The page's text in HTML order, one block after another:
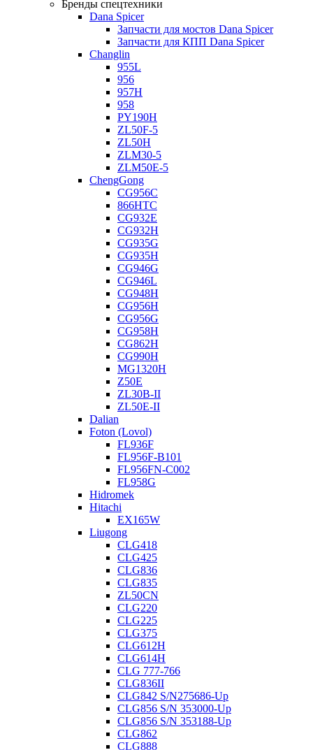
Бренды спецтехники
Dana Spicer
Запчасти для мостов Dana Spicer
Запчасти для КПП Dana Spicer
Changlin
955L
956
957H
958
PY190H
ZL50F-5
ZL50H
ZLM30-5
ZLM50E-5
ChengGong
CG956C
866HTC
CG932E
CG932H
CG935G
CG935H
CG946G
CG946L
CG948H
CG956H
CG956G
CG958H
CG862H
CG990H
MG1320H
Z50E
ZL30B-II
ZL50E-II
Dalian
Foton (Lovol)
FL936F
FL956F-B101
FL956FN-C002
FL958G
Hidromek
Hitachi
EX165W
Liugong
CLG418
CLG425
CLG836
CLG835
ZL50CN
CLG220
CLG225
CLG375
CLG612H
CLG614H
CLG 777-766
CLG836II
CLG842 S/N275686-Up
CLG856 S/N 353000-Up
CLG856 S/N 353188-Up
CLG862
CLG888